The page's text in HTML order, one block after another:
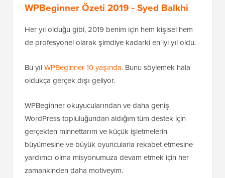
WPBeginner Özeti 2019 - Syed Balkhi
Her yıl olduğu gibi, 2019 benim için hem kişisel hem
de profesyonel olarak şimdiye kadarki en iyi yıl oldu.
Bu yılWPBeginner 10 yaşında. Bunu söylemek hala
oldukça gerçek dışı geliyor.
WPBeginner okuyucularından ve daha geniş
WordPress topluluğundan aldığım tüm destek için
gerçekten minnettarım ve küçük işletmelerin
büyümesine ve büyük oyuncularla rekabet etmesine
yardımcı olma misyonumuza devam etmek için her
zamankinden daha motiveyim.